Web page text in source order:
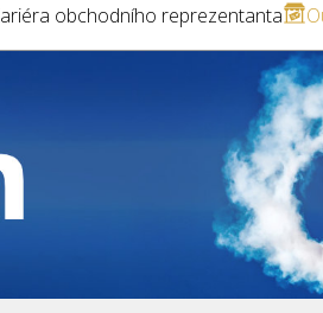
obchodního reprezentanta